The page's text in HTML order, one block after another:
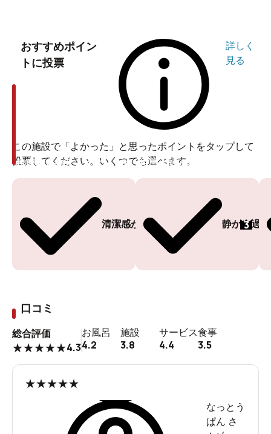
おすすめポイン
トに投票
詳しく
見る
この施設で「よかった」と思ったポイントをタップして
投票してください。いくつでも選べます。
清潔感がある
投票ありがとうございます
静かに過
3
投票ありがとうございます
口コミ
総合評価
★★★★★4.3
お風呂
4.2
施設
3.8
サービス
4.4
食事
3.5
★★★★★
なっとう
ぱん さ